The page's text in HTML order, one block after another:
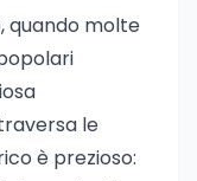
quando molte
le
è prezioso: